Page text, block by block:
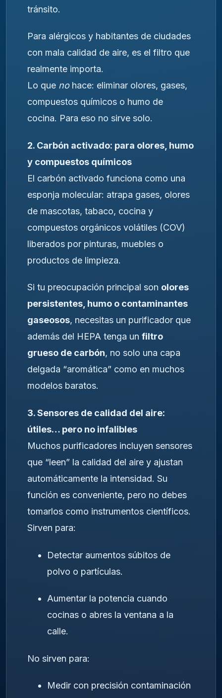
tránsito.
Para alérgicos y habitantes de ciudades
con mala calidad de aire, es el filtro que
realmente importa.
Lo que nohace: eliminar olores, gases,
compuestos químicos o humo de
cocina. Para eso no sirve solo.
2. Carbón activado: para olores, humo
y compuestos químicos
El carbón activado funciona como una
esponja molecular: atrapa gases, olores
de mascotas, tabaco, cocina y
compuestos orgánicos volátiles (COV)
liberados por pinturas, muebles o
productos de limpieza.
Si tu preocupación principal son olores
persistentes, humo o contaminantes
gaseosos, necesitas un purificador que
además del HEPA tenga un filtro
grueso de carbón, no solo una capa
delgada “aromática” como en muchos
modelos baratos.
3. Sensores de calidad del aire:
útiles… pero no infalibles
Muchos purificadores incluyen sensores
que “leen” la calidad del aire y ajustan
automáticamente la intensidad. Su
función es conveniente, pero no debes
tomarlos como instrumentos científicos.
Sirven para:
Detectar aumentos súbitos de
polvo o partículas.
Aumentar la potencia cuando
cocinas o abres la ventana a la
calle.
No sirven para:
Medir con precisión contaminación